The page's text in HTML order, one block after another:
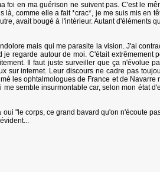
foi en ma guérison ne suivent pas. C'est le
comme elle a fait *crac*, je me suis mis en
avait bougé à l'intérieur. Autant d'éléments
mais qui me parasite la vision. J'ai
regarde autour de moi. C'était extrêmement
Il faut juste surveiller que ça n'évolue
sur internet. Leur discours ne cadre pas
les ophtalmologues de France et de Navarre
semble insurmontable car, selon mon état
"le corps, ce grand bavard qu'on n'écoute